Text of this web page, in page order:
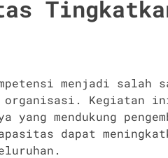
menjadi salah
Kegiatan ini
mendukung
dapat